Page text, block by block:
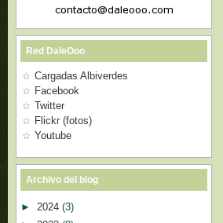
Red DaleOoo
Cargadas Albiverdes
Facebook
Twitter
Flickr (fotos)
Youtube
Archivo del blog
► 2024 (3)